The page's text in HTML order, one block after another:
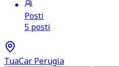
Posti
5 posti
TuaCar Perugia